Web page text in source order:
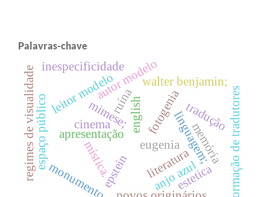
Palavras-chave
eugenia
mimese; linguagem;
mística.epstein literatura
fotogenia
anjo azul
apresentação
monumento
ruína
memória
espaço público
leitor modeloautor modelowalter benjamin;
regimes de visualidade formação de tradutores
cinema
estetica
inespecificidade
tradução
english